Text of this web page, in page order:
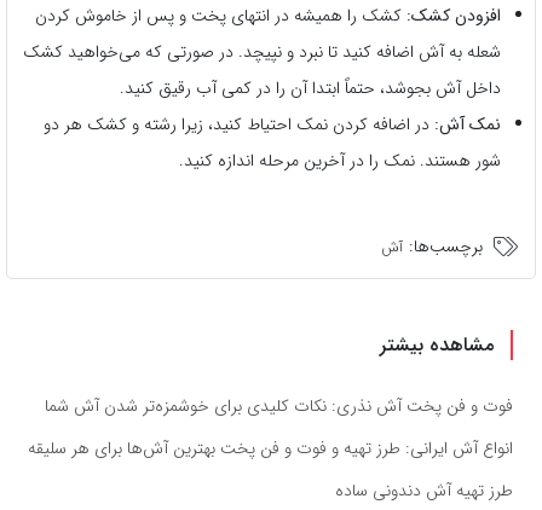
افزودن کشک: کشک را همیشه در انتهای پخت و پس از خاموش کردن
شعله به آش اضافه کنید تا نبرد و نپیچد. در صورتی که می‌خواهید کشک
داخل آش بجوشد، حتماً ابتدا آن را در کمی آب رقیق کنید.
نمک آش: در اضافه کردن نمک احتیاط کنید، زیرا رشته و کشک هر دو
شور هستند. نمک را در آخرین مرحله اندازه کنید.
برچسب‌ها: آش
مشاهده بیشتر
فوت و فن پخت آش نذری: نکات کلیدی برای خوشمزه‌تر شدن آش شما
انواع آش ایرانی: طرز تهیه و فوت و فن پخت بهترین آش‌ها برای هر سلیقه‌
طرز تهیه آش دندونی ساده